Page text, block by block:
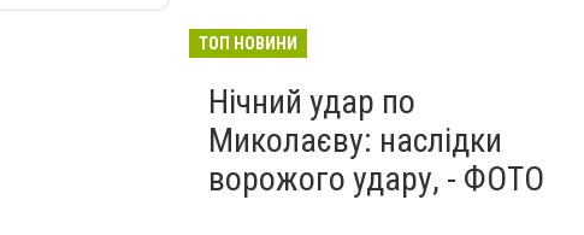
електростанцій на об'єктах
ТОП НОВИНИ
Нічний удар по
Миколаєву: наслідки
ворожого удару, - ФОТО